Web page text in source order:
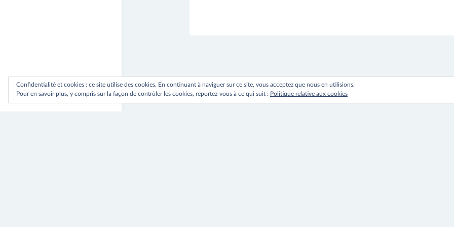
Confidentialité et cookies : ce site utilise des cookies. En continuant à naviguer sur ce site, vous acceptez que nous en utilisions.
Pour en savoir plus, y compris sur la façon de contrôler les cookies, reportez-vous à ce qui suit : Politique relative aux cookies